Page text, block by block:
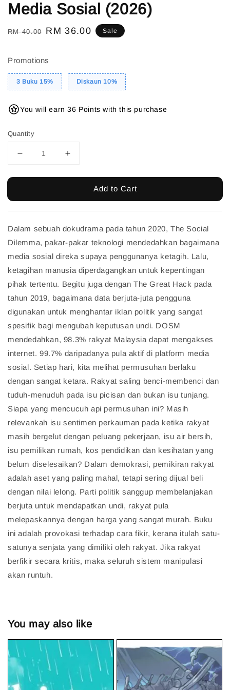
Media Sosial (2026)
Regular
RM 40.00 Sale
RM 36.00 Sale
Promotions
3 Buku 15% Diskaun 10%
You will earn 36 Points with this purchase
Quantity
Add to Cart
Dalam sebuah dokudrama pada tahun 2020, The Social
Dilemma, pakar-pakar teknologi mendedahkan bagaimana
media sosial direka supaya penggunanya ketagih. Lalu,
ketagihan manusia diperdagangkan untuk kepentingan
pihak tertentu. Begitu juga dengan The Great Hack pada
tahun 2019, bagaimana data berjuta-juta pengguna
digunakan untuk menghantar iklan politik yang sangat
spesifik bagi mengubah keputusan undi. DOSM
mendedahkan, 98.3% rakyat Malaysia dapat mengakses
internet. 99.7% daripadanya pula aktif di platform media
sosial. Setiap hari, kita melihat permusuhan berlaku
dengan sangat ketara. Rakyat saling benci-membenci dan
tuduh-menuduh pada isu picisan dan bukan isu tunjang.
Siapa yang mencucuh api permusuhan ini? Masih
relevankah isu sentimen perkauman pada ketika rakyat
masih bergelut dengan peluang pekerjaan, isu air bersih,
isu pemilikan rumah, kos pendidikan dan kesihatan yang
belum diselesaikan? Dalam demokrasi, pemikiran rakyat
adalah aset yang paling mahal, tetapi sering dijual beli
dengan nilai lelong. Parti politik sanggup membelanjakan
berjuta untuk mendapatkan undi, rakyat pula
melepaskannya dengan harga yang sangat murah. Buku
ini adalah provokasi terhadap cara fikir, kerana itulah satu-
satunya senjata yang dimiliki oleh rakyat. Jika rakyat
berfikir secara kritis, maka seluruh sistem manipulasi
akan runtuh.
You may also like